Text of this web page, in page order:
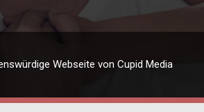
Webseite von Cupid Media